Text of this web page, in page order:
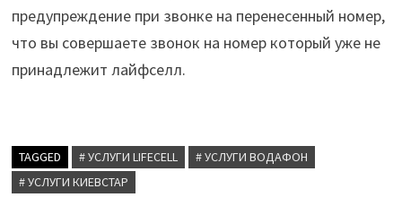
предупреждение при звонке на перенесенный номер,
что вы совершаете звонок на номер который уже не
принадлежит лайфселл.
TAGGED # УСЛУГИ LIFECELL
# УСЛУГИ ВОДАФОН
# УСЛУГИ КИЕВСТАР